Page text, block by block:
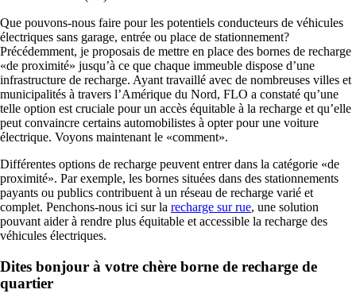
Que pouvons-nous faire pour les potentiels conducteurs de véhicules
électriques sans garage, entrée ou place de stationnement?
Précédemment, je proposais de mettre en place des bornes de recharge
«de proximité» jusqu’à ce que chaque immeuble dispose d’une
infrastructure de recharge. Ayant travaillé avec de nombreuses villes et
municipalités à travers l’Amérique du Nord, FLO a constaté qu’une
telle option est cruciale pour un accès équitable à la recharge et qu’elle
peut convaincre certains automobilistes à opter pour une voiture
électrique. Voyons maintenant le «comment».
Différentes options de recharge peuvent entrer dans la catégorie «de
proximité». Par exemple, les bornes situées dans des stationnements
payants ou publics contribuent à un réseau de recharge varié et
complet. Penchons-nous ici sur la recharge sur rue, une solution
pouvant aider à rendre plus équitable et accessible la recharge des
véhicules électriques.
Dites bonjour à votre chère borne de recharge de
quartier